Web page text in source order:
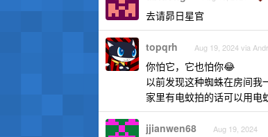
去请昴日星官
topqrh Aug 19, 2024 via
你怕它，它也怕你😂
以前发现这种蜘蛛在房间我
家里有电蚊拍的话可以用电
jjianwen68 Aug 19, 2024